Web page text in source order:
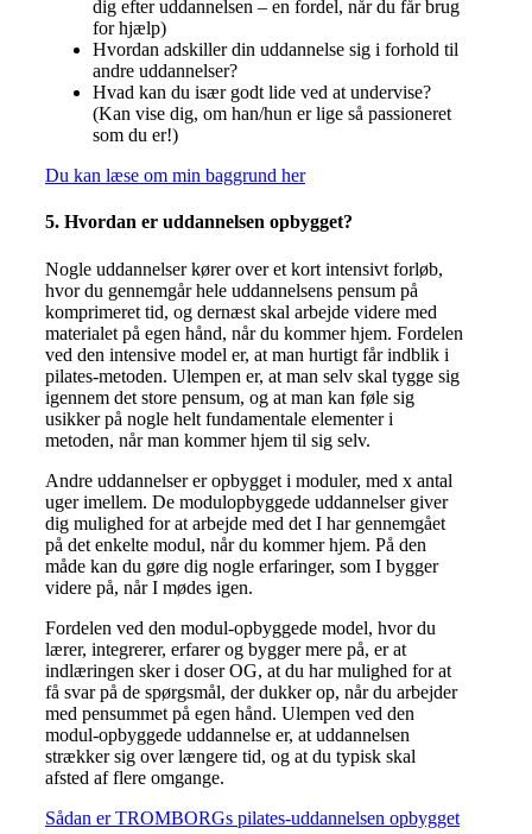
dig efter uddannelsen – en fordel, når du får brug
for hjælp)
Hvordan adskiller din uddannelse sig i forhold til
andre uddannelser?
Hvad kan du især godt lide ved at undervise?
(Kan vise dig, om han/hun er lige så passioneret
som du er!)
Du kan læse om min baggrund her
5. Hvordan er uddannelsen opbygget?
Nogle uddannelser kører over et kort intensivt forløb,
hvor du gennemgår hele uddannelsens pensum på
komprimeret tid, og dernæst skal arbejde videre med
materialet på egen hånd, når du kommer hjem. Fordelen
ved den intensive model er, at man hurtigt får indblik i
pilates-metoden. Ulempen er, at man selv skal tygge sig
igennem det store pensum, og at man kan føle sig
usikker på nogle helt fundamentale elementer i
metoden, når man kommer hjem til sig selv.
Andre uddannelser er opbygget i moduler, med x antal
uger imellem. De modulopbyggede uddannelser giver
dig mulighed for at arbejde med det I har gennemgået
på det enkelte modul, når du kommer hjem. På den
måde kan du gøre dig nogle erfaringer, som I bygger
videre på, når I mødes igen.
Fordelen ved den modul-opbyggede model, hvor du
lærer, integrerer, erfarer og bygger mere på, er at
indlæringen sker i doser OG, at du har mulighed for at
få svar på de spørgsmål, der dukker op, når du arbejder
med pensummet på egen hånd. Ulempen ved den
modul-opbyggede uddannelse er, at uddannelsen
strækker sig over længere tid, og at du typisk skal
afsted af flere omgange.
Sådan er TROMBORGs pilates-uddannelsen opbygget